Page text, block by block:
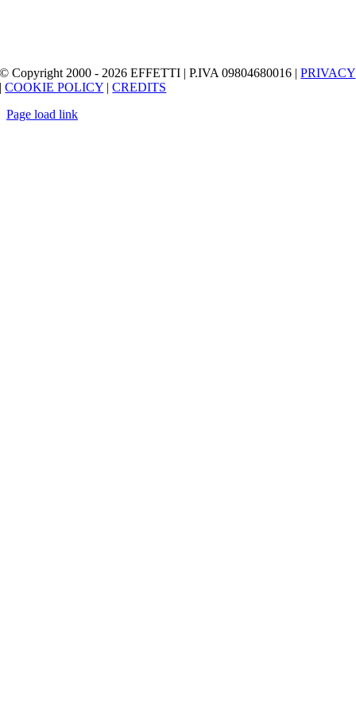
© Copyright 2000 - 2026 EFFETTI | P.IVA 09804680016 |PRIVACY
|COOKIE POLICY |CREDITS
Page load link